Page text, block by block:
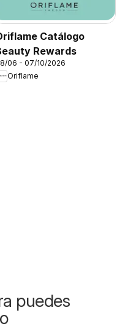
Catálogo
Rewards
06 - 07/10/2026
Oriflame
puedes